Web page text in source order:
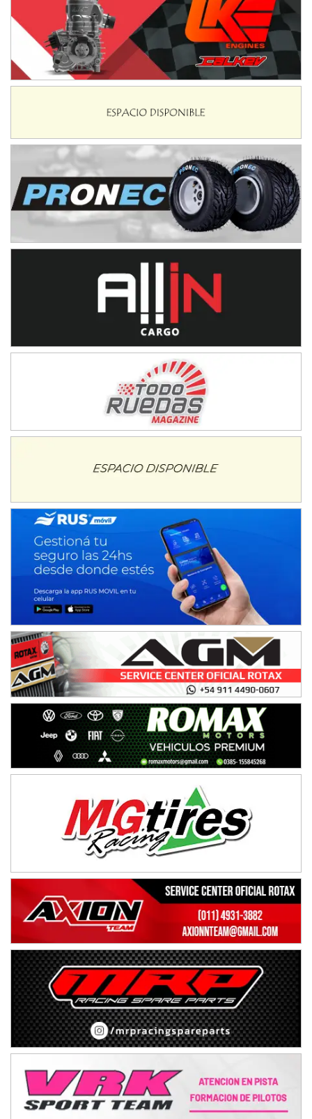
NORESTE SANTAFESINO - F6
Ciudad de Avellaneda (Asfalto)
Avellaneda (Santa Fe)
SUR SANTAFESINO - F4
José Samuel Sánchez (Tierra)
Juan Navarro (Asfalto)
El Timbó (Tucumán)